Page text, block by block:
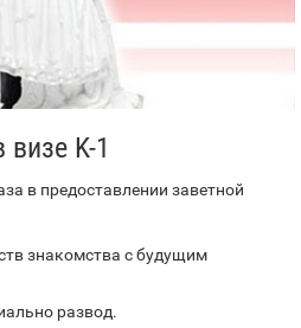
K-1
в предоставлении заветной
знакомства с будущим
развод.